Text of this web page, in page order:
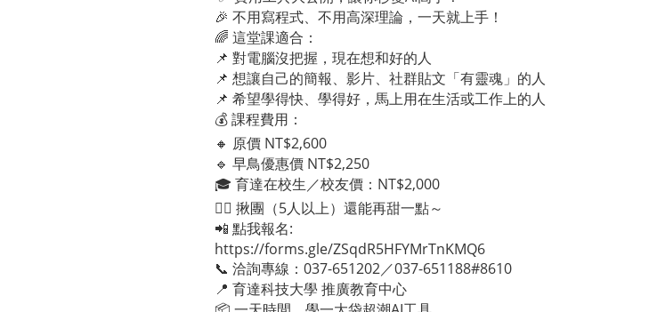
🎉 不用寫程式、不用高深理論，一天就上手！
🌈 這堂課適合：
📌 對電腦沒把握，現在想和好的人
📌 想讓自己的簡報、影片、社群貼文「有靈魂」的人
📌 希望學得快、學得好，馬上用在生活或工作上的人
💰 課程費用：
🔸 原價 NT$2,600
🔹 早鳥優惠價 NT$2,250
🎓 育達在校生／校友價：NT$2,000
👯‍♀️ 揪團（5人以上）還能再甜一點～
📲 點我報名:
https://forms.gle/ZSqdR5HFYMrTnKMQ6
📞 洽詢專線：037-651202／037-651188#8610
📍 育達科技大學 推廣教育中心